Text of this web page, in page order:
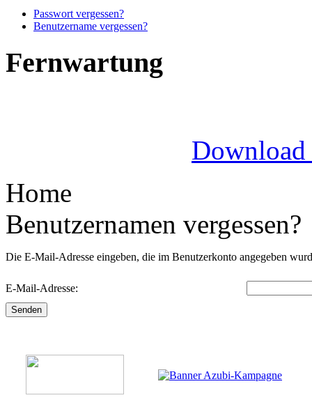
Passwort vergessen?
Benutzername vergessen?
Fernwartung
Download
Home
Benutzernamen vergessen?
Die E-Mail-Adresse eingeben, die im Benutzerkonto angegeben
E-Mail-Adresse:
Senden